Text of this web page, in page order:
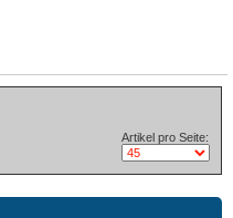
Artikel pro Seite: